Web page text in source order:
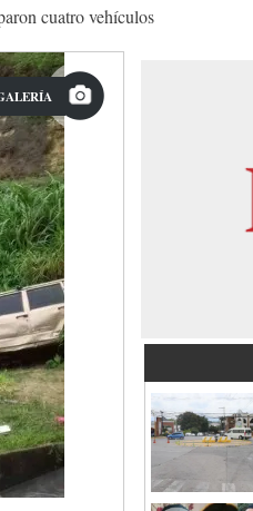
cuatro vehículos